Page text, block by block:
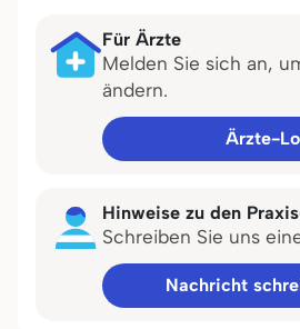
Für Ärzte
Melden Sie sich an,
ändern.
Ärzte-
Hinweise zu den
Schreiben Sie uns
Nachricht